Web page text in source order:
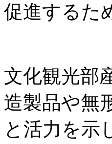
促進するた
文化観光部
造製品や無
と活力を示